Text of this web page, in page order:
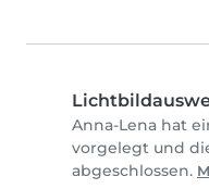
Anna-Lena hat
vorgelegt und
abgeschlossen.